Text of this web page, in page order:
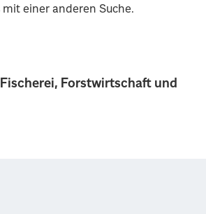
Forstwirtschaft und
mit einer anderen Suche.